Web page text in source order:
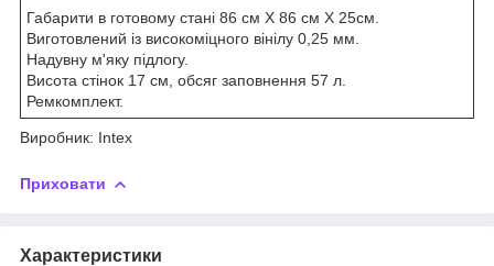
Габарити в готовому стані 86 см Х 86 см Х 25см.
Виготовлений із високоміцного вінілу 0,25 мм.
Надувну м'яку підлогу.
Висота стінок 17 см, обсяг заповнення 57 л.
Ремкомплект.
Виробник: Intex
Приховати
Характеристики